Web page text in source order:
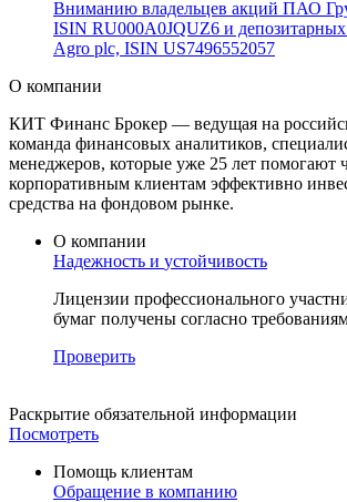
Вниманию владельцев акций ПАО
ISIN RU000A0JQUZ6 и депозитарных
Agro plc, ISIN US7496552057
О компании
КИТ Финанс Брокер — ведущая на
команда финансовых аналитиков,
менеджеров, которые уже 25 лет помогают
корпоративным клиентам эффективно
средства на фондовом рынке.
О компании
Надежность и устойчивость
Лицензии профессионального
бумаг получены согласно
Проверить
Раскрытие обязательной информации
Посмотреть
Помощь клиентам
Обращение в компанию